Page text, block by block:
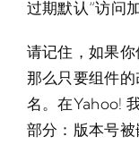
过期默认“访问
请记住，如果
那么只要组件
名。在Yahoo!
部分：版本号